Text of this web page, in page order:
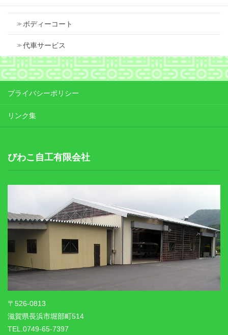
ボディーコート
代車サービス
プライバシーポリシー
リンク集
びわこ自工有限会社
〒526-0813
滋賀県長浜市堀部町514
TEL.0749-65-7397